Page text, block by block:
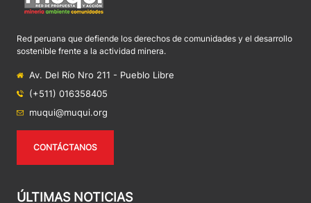
Red peruana que defiende los derechos de comunidades y el desarrollo
sostenible frente a la actividad minera.
Av. Del Río Nro 211 - Pueblo Libre
(+511) 016358405
muqui@muqui.org
CONTÁCTANOS
ÚLTIMAS NOTICIAS